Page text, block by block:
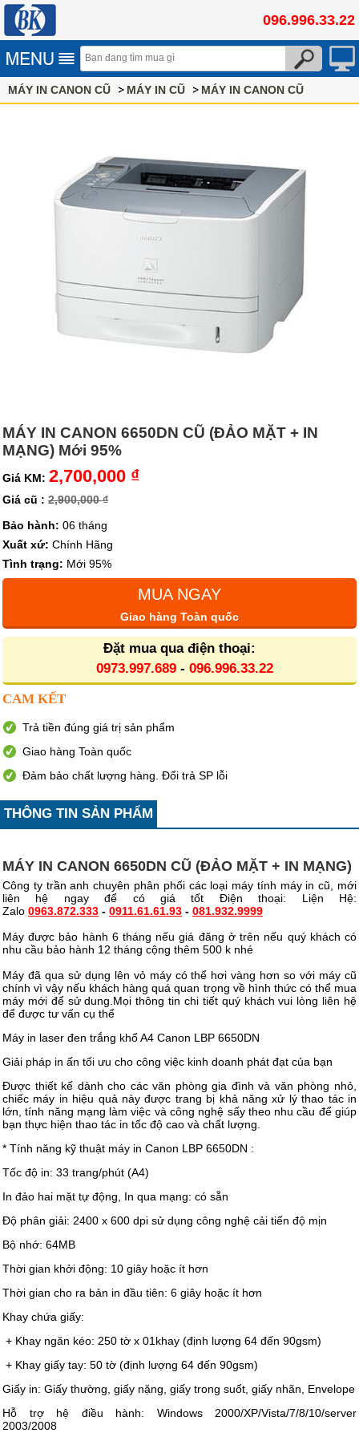
096.996.33.22
MÁY IN CANON CŨ MÁY IN CŨ MÁY IN CANON CŨ
MÁY IN CANON 6650DN CŨ (ĐẢO MẶT + IN
MẠNG) Mới 95%
Giá KM: 2,700,000 ₫
Giá cũ : 2,900,000 ₫
Bảo hành: 06 tháng
Xuất xứ: Chính Hãng
Tình trạng: Mới 95%
MUA NGAY
Giao hàng Toàn quốc
Đặt mua qua điện thoại:
0973.997.689 - 096.996.33.22
CAM KẾT
Trả tiền đúng giá trị sản phẩm
Giao hàng Toàn quốc
Đảm bảo chất lượng hàng. Đổi trả SP lỗi
THÔNG TIN SẢN PHẨM
MÁY IN CANON 6650DN CŨ (ĐẢO MẶT + IN MẠNG)
Công ty trần anh chuyên phân phối các loại máy tính máy in cũ, mới
liên hệ ngay để có giá tốt Điện thoại: Liện Hệ:
Zalo 0963.872.333 - 0911.61.61.93 - 081.932.9999
Máy được bảo hành 6 tháng nếu giá đăng ở trên nếu quý khách có
nhu cầu bảo hành 12 tháng cộng thêm 500 k nhé
Máy đã qua sử dụng lên vỏ máy có thể hơi vàng hơn so với máy cũ
chính vì vậy nếu khách hàng quá quan trọng về hình thức có thể mua
máy mới để sử dung.Mọi thông tin chi tiết quý khách vui lòng liên hệ
để được tư vấn cụ thể
Máy in laser đen trắng khổ A4 Canon LBP 6650DN
Giải pháp in ấn tối ưu cho công việc kinh doanh phát đạt của bạn
Được thiết kế dành cho các văn phòng gia đình và văn phòng nhỏ,
chiếc máy in hiệu quả này được trang bị khả năng xử lý thao tác in
lớn, tính năng mạng làm việc và công nghệ sấy theo nhu cầu để giúp
bạn thực hiện thao tác in tốc độ cao và chất lượng.
* Tính năng kỹ thuật máy in Canon LBP 6650DN :
Tốc độ in: 33 trang/phút (A4)
In đảo hai mặt tự động, In qua mạng: có sẵn
Độ phân giải: 2400 x 600 dpi sử dụng công nghệ cải tiến độ mịn
Bộ nhớ: 64MB
Thời gian khởi động: 10 giây hoặc ít hơn
Thời gian cho ra bản in đầu tiên: 6 giây hoặc ít hơn
Khay chứa giấy:
+ Khay ngăn kéo: 250 tờ x 01khay (định lượng 64 đến 90gsm)
+ Khay giấy tay: 50 tờ (định lượng 64 đến 90gsm)
Giấy in: Giấy thường, giấy nặng, giấy trong suốt, giấy nhãn, Envelope
Hỗ trợ hệ điều hành: Windows 2000/XP/Vista/7/8/10/server
2003/2008